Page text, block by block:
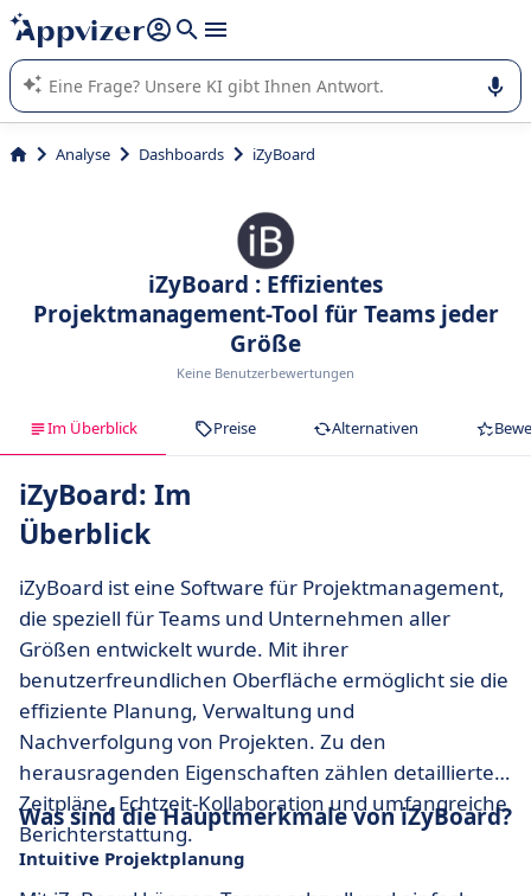
beantworten (mehrere Zeilen mit
Die KI von Appvizer führt Sie bei der Nutzung oder Auswahl
von SaaS-Software in Unternehmen.
Analyse Dashboards iZyBoard
iZyBoard : Effizientes
Projektmanagement-Tool für Teams jeder
Größe
Keine Benutzerbewertungen
Im Überblick Preise Alternativen
iZyBoard: Im
Überblick
iZyBoard ist eine Software für Projektmanagement,
die speziell für Teams und Unternehmen aller
Größen entwickelt wurde. Mit ihrer
benutzerfreundlichen Oberfläche ermöglicht sie die
effiziente Planung, Verwaltung und
Nachverfolgung von Projekten. Zu den
herausragenden Eigenschaften zählen detaillierte
Zeitpläne, Echtzeit-Kollaboration und umfangreiche
Berichterstattung.
Was sind die Hauptmerkmale von iZyBoard?
Intuitive Projektplanung